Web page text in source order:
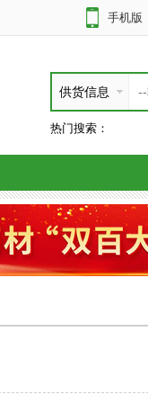
手机版
供货信息
热门搜索：